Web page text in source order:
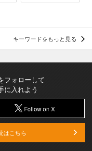
キーワードをもっと見る
フォローして
に入れよう
Follow on X
はこちら